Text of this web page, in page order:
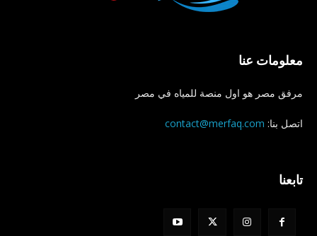
معلومات عنا
مرفق مصر هو اول منصة للمياه في مصر
اتصل بنا: contact@merfaq.com
تابعنا